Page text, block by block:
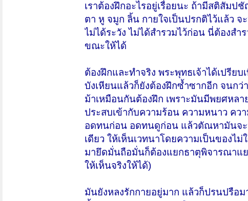
เราต้องฝึกอะไรอยู่เรื่อยนะ ถ้ามีสติสัมป
ตา หู จมูก ลิ้น กายใจเป็นปรกติไว้แล้ว
ไม่ได้ระวัง ไม่ได้สำรวมไว้ก่อน นี่ต้องส
ขณะให้ได้
ต้องฝึกและทำจริง พระพุทธเจ้าได้เปรีย
บังเหียนแล้วก็ยังต้องฝึกซ้ำซากอีก จนก
ม้าเหมือนกันต้องฝึก เพราะมันมีพยศหล
ประสบเข้ากับความร้อน ความหนาว คว
อดทนก่อน อดทนดูก่อน แล้วตัณหามันจะ
เดียว ให้เห็นเวทนาโดยความเป็นของไ
มายึดมั่นถือมั่นก็ต้องแยกธาตุพิจารณาแ
ให้เห็นจริงให้ได้)
มันยังหลงรักกายอยู่มาก แล้วก็ปรนปรือ